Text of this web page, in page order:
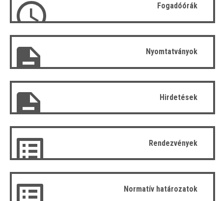
Fogadóórák
Nyomtatványok
Hirdetések
Rendezvények
Normatív határozatok